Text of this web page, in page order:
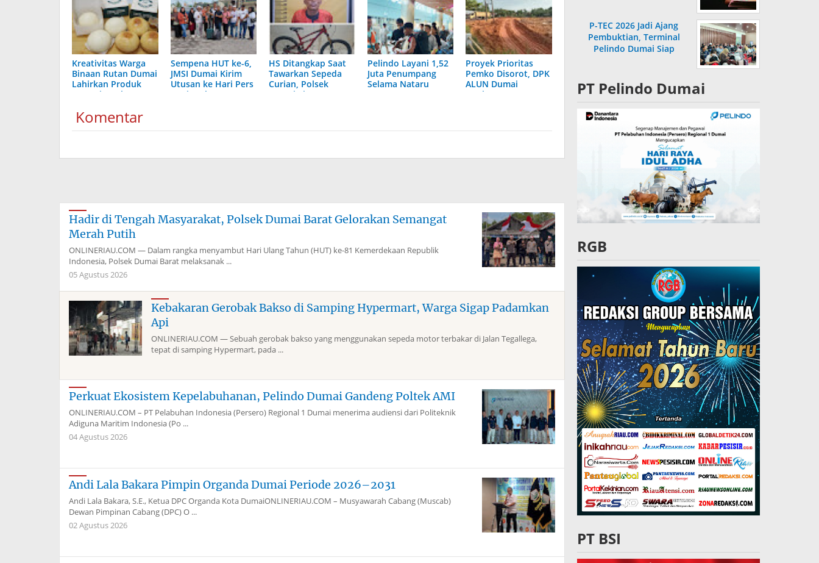
Kreativitas Warga
Binaan Rutan Dumai
Lahirkan Produk
“Rumai Cookery”
Sempena HUT ke-6,
JMSI Dumai Kirim
Utusan ke Hari Pers
Nasional 2026
HS Ditangkap Saat
Tawarkan Sepeda
Curian, Polsek
Dumai Timur
Pelindo Layani 1,52
Juta Penumpang
Selama Nataru
Proyek Prioritas
Pemko Disorot, DPK
ALUN Dumai
Ungkap Dugaan
Komentar
Hadir di Tengah Masyarakat, Polsek Dumai Barat Gelorakan Semangat
Merah Putih
ONLINERIAU.COM — Dalam rangka menyambut Hari Ulang Tahun (HUT) ke-81 Kemerdekaan Republik
Indonesia, Polsek Dumai Barat melaksanak ...
05 Agustus 2026
Kebakaran Gerobak Bakso di Samping Hypermart, Warga Sigap Padamkan
Api
ONLINERIAU.COM — Sebuah gerobak bakso yang menggunakan sepeda motor terbakar di Jalan Tegallega,
tepat di samping Hypermart, pada ...
Perkuat Ekosistem Kepelabuhanan, Pelindo Dumai Gandeng Poltek AMI
ONLINERIAU.COM – PT Pelabuhan Indonesia (Persero) Regional 1 Dumai menerima audiensi dari Politeknik
Adiguna Maritim Indonesia (Po ...
04 Agustus 2026
Andi Lala Bakara Pimpin Organda Dumai Periode 2026–2031
Andi Lala Bakara, S.E., Ketua DPC Organda Kota DumaiONLINERIAU.COM – Musyawarah Cabang (Muscab)
Dewan Pimpinan Cabang (DPC) O ...
02 Agustus 2026
P-TEC 2026 Jadi Ajang
Pembuktian, Terminal
Pelindo Dumai Siap
PT Pelindo Dumai
RGB
PT BSI